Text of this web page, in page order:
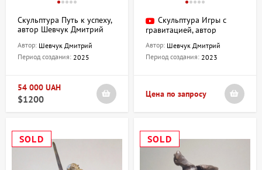
Скульптура Путь к успеху,
автор Шевчук Дмитрий
Автор: Шевчук Дмитрий
Период создания: 2025
54 000 UAH
$1200
Скульптура Игры с
гравитацией, автор
Автор: Шевчук Дмитрий
Период создания: 2023
Цена по запросу
SOLD SOLD